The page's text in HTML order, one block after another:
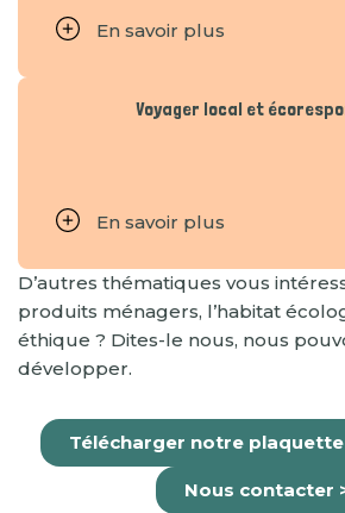
En savoir plus
Voyager local et
En savoir plus
D’autres thématiques vous
produits ménagers, l’habitat
éthique ? Dites-le nous, nous
développer.
Télécharger notre
Nous contacter